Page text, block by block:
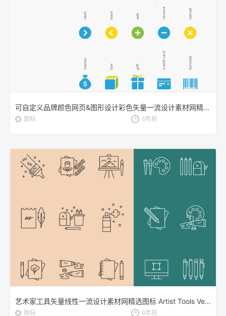
可自定义品牌颜色网页&图形设计彩色矢量一流设计素材网精选图标 Branded Color Icons
图标 6年前
艺术家工具矢量线性一流设计素材网精选图标 Artist Tools Vector Icons
图标 6年前